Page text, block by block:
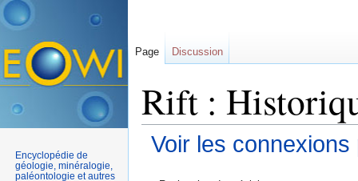
Rift :
Voir les
Page Discussion
Encyclopédie de
géologie, minéralogie,
paléontologie et autres